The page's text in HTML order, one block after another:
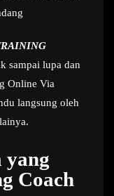
sampai lupa dan
Online Via
langsung oleh
yang
Coach